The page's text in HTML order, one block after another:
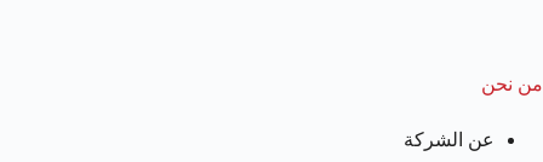
من نحن
عن الشركة